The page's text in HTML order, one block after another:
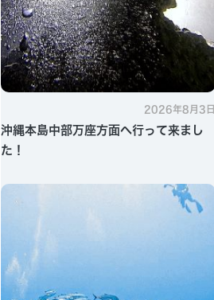
2026年8月3日
沖縄本島中部万座方面へ行って来まし
た！